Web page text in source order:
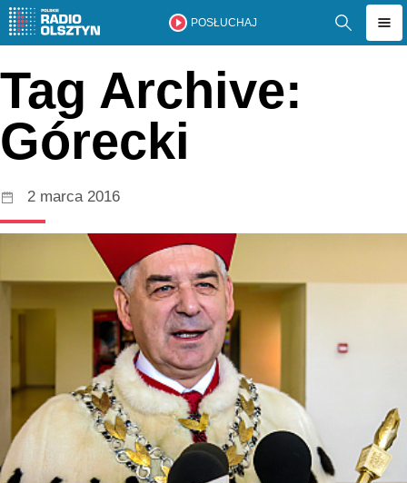
POSŁUCHAJ
Tag Archive:
Górecki
2 marca 2016